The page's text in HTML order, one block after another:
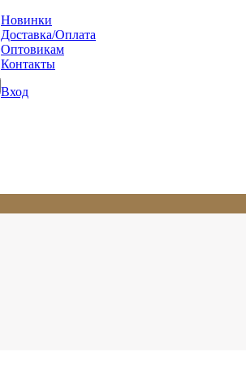
Новинки
Доставка/Оплата
Оптовикам
Контакты
Вход